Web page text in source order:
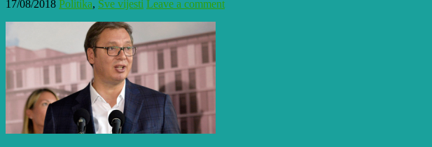
17/08/2018 Politika, Sve vijesti Leave a comment